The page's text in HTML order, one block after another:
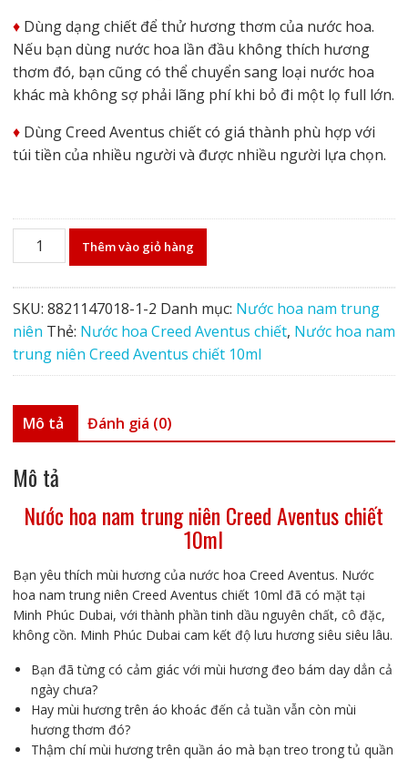
♦️Dùng dạng chiết để thử hương thơm của nước hoa.
Nếu bạn dùng nước hoa lần đầu không thích hương
thơm đó, bạn cũng có thể chuyển sang loại nước hoa
khác mà không sợ phải lãng phí khi bỏ đi một lọ full lớn.
♦️Dùng Creed Aventus chiết có giá thành phù hợp với
túi tiền của nhiều người và được nhiều người lựa chọn.
Nước
hoa
nam
trung
niên
Creed
Aventus
10ml
số
lượng
Thêm vào giỏ hàng
SKU: 8821147018-1-2 Danh mục: Nước hoa nam trung
niên Thẻ: Nước hoa Creed Aventus chiết, Nước hoa nam
trung niên Creed Aventus chiết 10ml
Mô tả Đánh giá (0)
Mô tả
Nước hoa nam trung niên Creed Aventus chiết
10ml
Bạn yêu thích mùi hương của nước hoa Creed Aventus. Nước
hoa nam trung niên Creed Aventus chiết 10ml đã có mặt tại
Minh Phúc Dubai, với thành phần tinh dầu nguyên chất, cô đặc,
không cồn. Minh Phúc Dubai cam kết độ lưu hương siêu siêu lâu.
Bạn đã từng có cảm giác với mùi hương đeo bám day dẳn cả
ngày chưa?
Hay mùi hương trên áo khoác đến cả tuần vẫn còn mùi
hương thơm đó?
Thậm chí mùi hương trên quần áo mà bạn treo trong tủ quần